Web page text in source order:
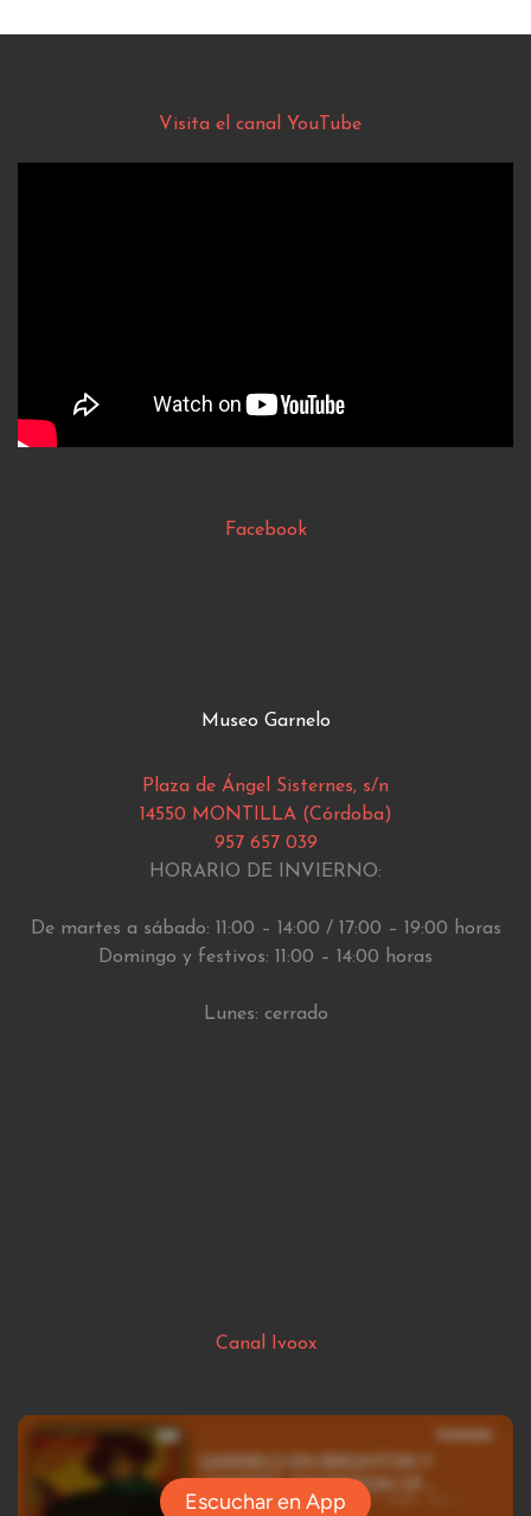
Visita el canal YouTube
Facebook
Museo Garnelo
Plaza de Ángel Sisternes, s/n
14550 MONTILLA (Córdoba)
957 657 039
HORARIO DE INVIERNO:
De martes a sábado: 11:00 – 14:00 / 17:00 – 19:00 horas
Domingo y festivos: 11:00 – 14:00 horas
Lunes: cerrado
Canal Ivoox